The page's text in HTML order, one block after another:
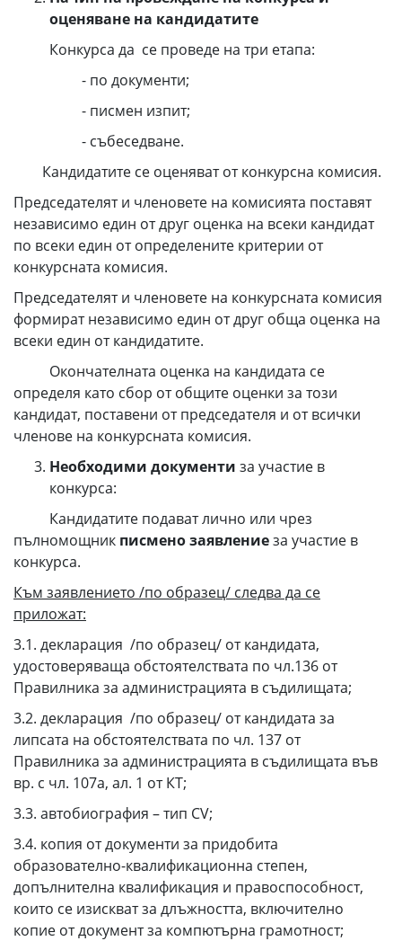
оценяване на кандидатите
Конкурса да се проведе на три етапа:
- по документи;
- писмен изпит;
- събеседване.
Кандидатите се оценяват от конкурсна комисия.
Председателят и членовете на комисията поставят
независимо един от друг оценка на всеки кандидат
по всеки един от определените критерии от
конкурсната комисия.
Председателят и членовете на конкурсната комисия
формират независимо един от друг обща оценка на
всеки един от кандидатите.
Окончателната оценка на кандидата се
определя като сбор от общите оценки за този
кандидат, поставени от председателя и от всички
членове на конкурсната комисия.
Необходими документи за участие в
конкурса:
Кандидатите подават лично или чрез
пълномощник писмено заявлениеза участие в
конкурса.
Към заявлението /по образец/ следва да се
приложат:
3.1. декларация /по образец/ от кандидата,
удостоверяваща обстоятелствата по чл.136 от
Правилника за администрацията в съдилищата;
3.2. декларация /по образец/ от кандидата за
липсата на обстоятелствата по чл. 137 от
Правилника за администрацията в съдилищата във
вр. с чл. 107а, ал. 1 от КТ;
3.3. автобиография – тип CV;
3.4. копия от документи за придобита
образователно-квалификационна степен,
допълнителна квалификация и правоспособност,
които се изискват за длъжността, включително
копие от документ за компютърна грамотност;